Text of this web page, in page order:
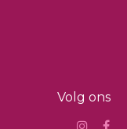
Volg ons